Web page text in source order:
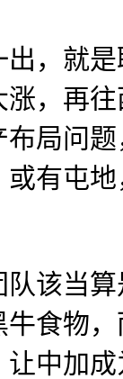
，就是
，再
局问
有屯
该当算
食物，
中加